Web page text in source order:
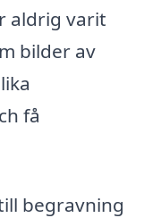
aldrig varit
bilder av
få
begravning